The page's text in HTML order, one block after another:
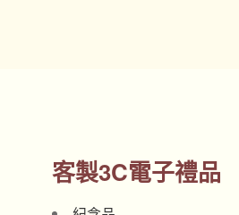
客製3C電子禮品